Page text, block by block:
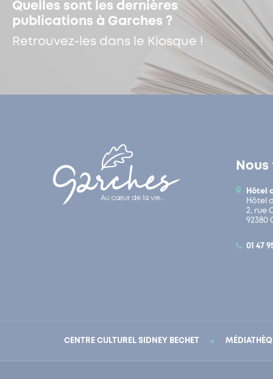
Quelles sont les dernières
publications à Garches ?
Retrouvez-les dans le Kiosque !
Hôtel
Hôtel
2, rue
92380
01 47
CENTRE CULTUREL SIDNEY BECHET